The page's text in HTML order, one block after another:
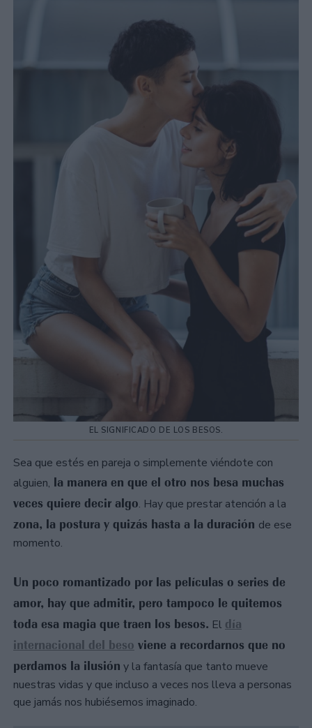
EL SIGNIFICADO DE LOS BESOS.
Sea que estés en pareja o simplemente viéndote con
alguien, la manera en que el otro nos besa muchas
veces quiere decir algo. Hay que prestar atención a la
zona, la postura y quizás hasta a la duración de ese
momento.
Un poco romantizado por las películas o series de
amor, hay que admitir, pero tampoco le quitemos
toda esa magia que traen los besos. El día
internacional del beso viene a recordarnos que no
perdamos la ilusión y la fantasía que tanto mueve
nuestras vidas y que incluso a veces nos lleva a personas
que jamás nos hubiésemos imaginado.